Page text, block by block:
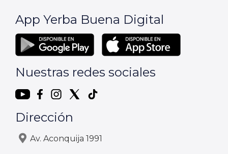
App Yerba Buena Digital
Nuestras redes sociales
Dirección
Av. Aconquija 1991